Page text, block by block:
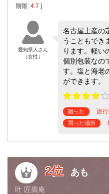
期限: 4.7 ]
愛知県人さん
（女性）
名古屋土産の
うこともでき
ります。軽い
個別包装なの
す。塩と海老
ができます。
贈った 旅
買った場所
2位 あも
叶 匠壽庵